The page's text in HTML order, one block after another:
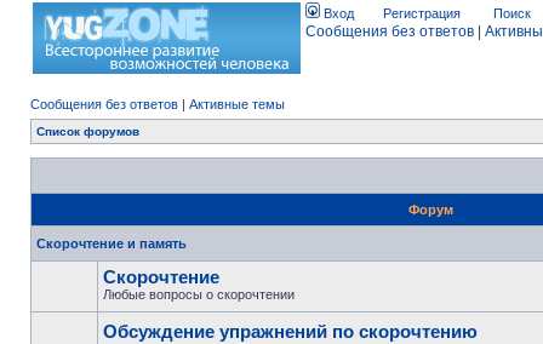
Вход Регистрация Поиск
Сообщения без ответов
Сообщения без ответов | Активные темы
Список форумов
Форум
Скорочтение и память
Скорочтение
Любые вопросы о скорочтении
Обсуждение упражнений по скорочтению